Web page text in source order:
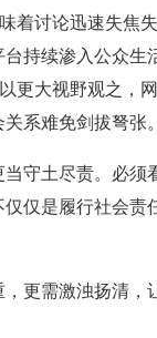
讨论迅速失焦
持续渗入公众生
更大视野观之，
系难免剑拔弩张。
守土尽责。必须
仅是履行社会责
需激浊扬清，